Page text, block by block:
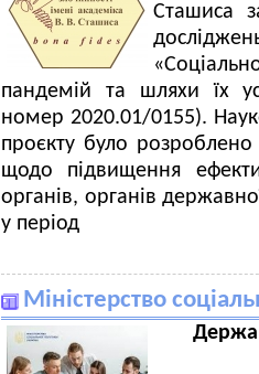
Сташиса
пандемій та шляхи їх
номер 2020.01/0155).
проєкту було розроблено
щодо підвищення
органів, органів
у період
Міністерство